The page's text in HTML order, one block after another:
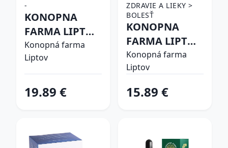
-
KONOPNA
FARMA LIPTOV
CORDYCEPS
KAPSULE 60CPS
Konopná farma
Liptov
19.89 €
ZDRAVIE A LIEKY >
BOLESŤ
KONOPNA
FARMA LIPTOV
KONOPNA
MAST
100ML
Konopná farma
Liptov
15.89 €